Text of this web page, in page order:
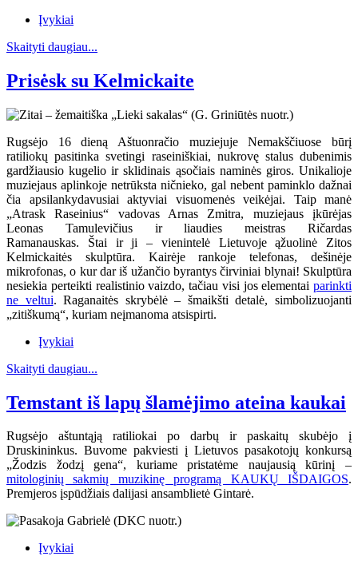
Įvykiai
Skaityti daugiau...
Prisėsk su Kelmickaite
Rugsėjo 16 dieną Aštuonračio muziejuje Nemakščiuose būrį
ratiliokų pasitinka svetingi raseiniškiai, nukrovę stalus dubenimis
gardžiausio kugelio ir sklidinais ąsočiais naminės giros. Unikalioje
muziejaus aplinkoje netrūksta ničnieko, gal nebent paminklo dažnai
čia apsilankydavusiai aktyviai visuomenės veikėjai. Taip manė
„Atrask Raseinius“ vadovas Arnas Zmitra, muziejaus įkūrėjas
Leonas Tamulevičius ir liaudies meistras Ričardas
Ramanauskas. Štai ir ji – vienintelė Lietuvoje ąžuolinė Zitos
Kelmickaitės skulptūra. Kairėje rankoje telefonas, dešinėje
mikrofonas, o kur dar iš užančio byrantys čirviniai blynai! Skulptūra
nesiekia perteikti realistinio vaizdo, tačiau visi jos elementai parinkti
ne veltui. Raganaitės skrybėlė – šmaikšti detalė, simbolizuojanti
„zitiškumą“, kuriam neįmanoma atsispirti.
Įvykiai
Skaityti daugiau...
Temstant iš lapų šlamėjimo ateina kaukai
Rugsėjo aštuntąją ratiliokai po darbų ir paskaitų skubėjo į
Druskininkus. Buvome pakviesti į Lietuvos pasakotojų konkursą
„Žodzis žodzį gena“, kuriame pristatėme naujausią kūrinį –
mitologinių sakmių muzikinę programą KAUKŲ IŠDAIGOS.
Premjeros įspūdžiais dalijasi ansamblietė Gintarė.
Įvykiai